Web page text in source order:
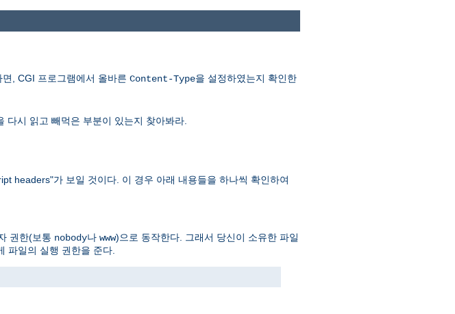
, CGI 프로그램에서 올바른 Content-Type을 설정하였는지 확인한
다시 읽고 빼먹은 부분이 있는지 찾아봐라.
headers"가 보일 것이다. 이 경우 아래 내용들을 하나씩 확인하여
권한(보통 nobody나 www)으로 동작한다. 그래서 당신이 소유한 파일
파일의 실행 권한을 준다.